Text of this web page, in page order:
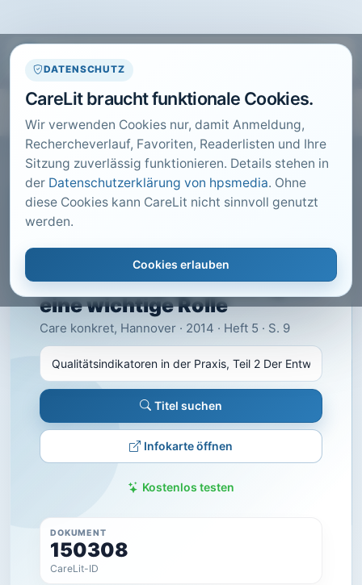
DATENSCHUTZ
CareLit braucht funktionale Cookies.
Wir verwenden Cookies nur, damit Anmeldung,
Rechercheverlauf, Favoriten, Readerlisten und Ihre
Sitzung zuverlässig funktionieren. Details stehen in
der Datenschutzerklärung von hpsmedia. Ohne
diese Cookies kann CareLit nicht sinnvoll genutzt
werden.
Cookies erlauben
CARELIT FACHARTIKEL
Qualitätsindikatoren in der
Praxis, Teil 2 Der
Entwicklungsprozess spielt
eine wichtige Rolle
Care konkret, Hannover · 2014 · Heft 5 · S. 9
Titel suchen
Infokarte öffnen
Kostenlos testen
DOKUMENT
150308
CareLit-ID